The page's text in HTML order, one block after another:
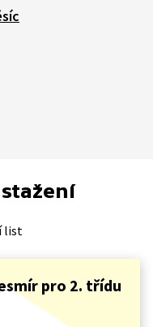
list
pro 2. třídu